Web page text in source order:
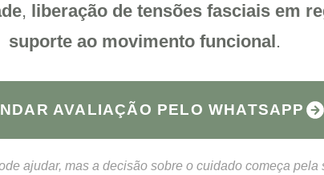
, liberação de tensões fasciais em
suporte ao movimento funcional .
AVALIAÇÃO PELO WHATSAPP
ajudar, mas a decisão sobre o cuidado começa pela